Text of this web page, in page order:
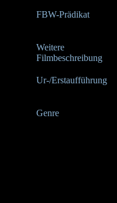
FBW-Prädikat
Weitere
Filmbeschreibung
Ur-/Erstaufführung
Genre